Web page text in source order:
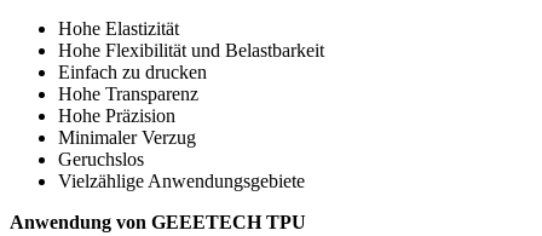
Hohe Elastizität
Hohe Flexibilität und Belastbarkeit
Einfach zu drucken
Hohe Transparenz
Hohe Präzision
Minimaler Verzug
Geruchslos
Vielzählige Anwendungsgebiete
Anwendung von GEEETECH TPU